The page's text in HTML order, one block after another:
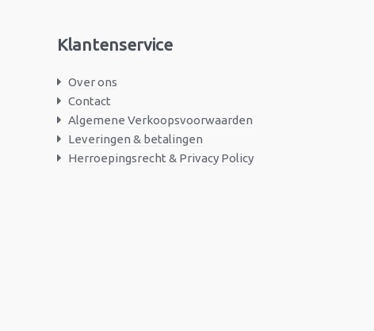
Klantenservice
Over ons
Contact
Algemene Verkoopsvoorwaarden
Leveringen & betalingen
Herroepingsrecht & Privacy Policy